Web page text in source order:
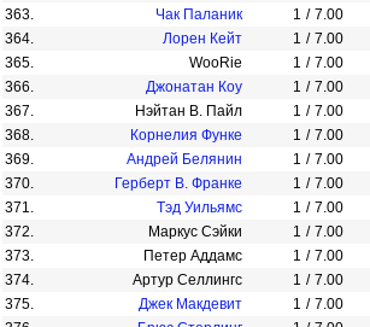
363.
Чак Паланик 1 / 7.00
364.
Лорен Кейт 1 / 7.00
365.
WooRie 1 / 7.00
366.
Джонатан Коу 1 / 7.00
367.
Нэйтан В. Пайл 1 / 7.00
368.
Корнелия Функе 1 / 7.00
369.
Андрей Белянин 1 / 7.00
370.
Герберт В. Франке 1 / 7.00
371.
Тэд Уильямс 1 / 7.00
372.
Маркус Сэйки 1 / 7.00
373.
Петер Аддамс 1 / 7.00
374.
Артур Селлингс 1 / 7.00
375.
Джек Макдевит 1 / 7.00